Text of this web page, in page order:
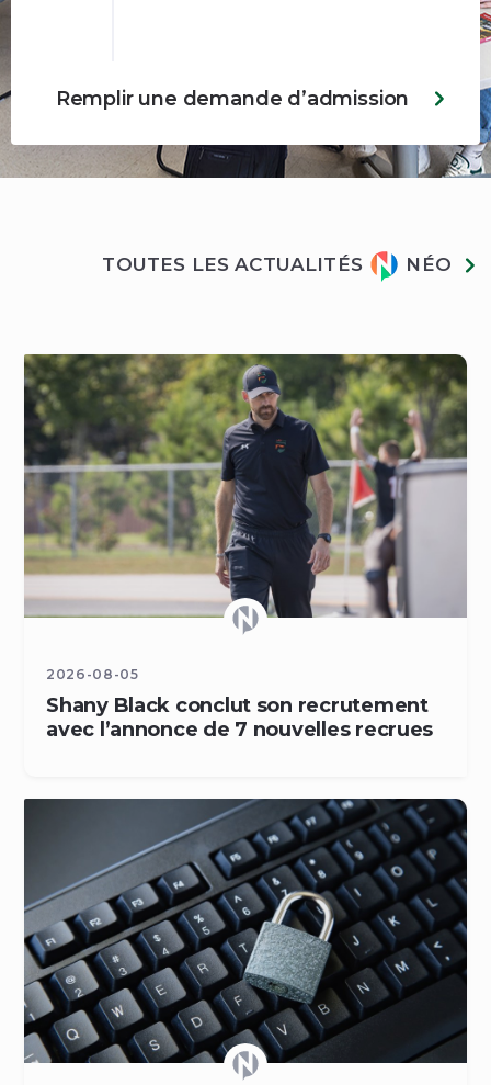
Remplir une demande d’admission
Actualités
TOUTES LES ACTUALITÉS NÉO
2026-08-05
Shany Black conclut son recrutement
avec l’annonce de 7 nouvelles recrues